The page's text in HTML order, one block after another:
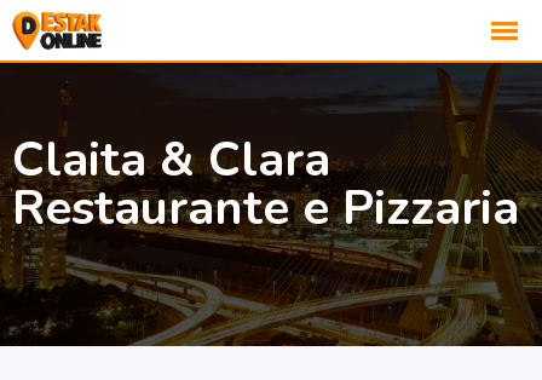
Claita & Clara
Restaurante e Pizzaria